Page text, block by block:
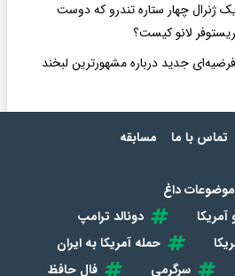
ژنرال چهار ستاره تندرو که دوست
لانو کیست؟
| فرضیه‌ای جدید درباره مشهورترین لبخند
تماس با ما مسابقه
موضوعات داغ
دونالد ترامپ
حمله آمریکا به ایران
سرگرمی فال حافظ